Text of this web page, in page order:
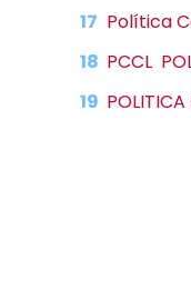
Política
PCCL